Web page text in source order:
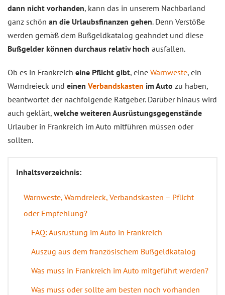
dann nicht vorhanden, kann das in unserem Nachbarland
ganz schön an die Urlaubsfinanzen gehen. Denn Verstöße
werden gemäß dem Bußgeldkatalog geahndet und diese
Bußgelder können durchaus relativ hoch ausfallen.
Ob es in Frankreich eine Pflicht gibt, eine Warnweste, ein
Warndreieck und einen Verbandskasten im Auto zu haben,
beantwortet der nachfolgende Ratgeber. Darüber hinaus wird
auch geklärt, welche weiteren Ausrüstungsgegenstände
Urlauber in Frankreich im Auto mitführen müssen oder
sollten.
Inhaltsverzeichnis:
Warnweste, Warndreieck, Verbandskasten – Pflicht
oder Empfehlung?
FAQ: Ausrüstung im Auto in Frankreich
Auszug aus dem französischem Bußgeldkatalog
Was muss in Frankreich im Auto mitgeführt werden?
Was muss oder sollte am besten noch vorhanden